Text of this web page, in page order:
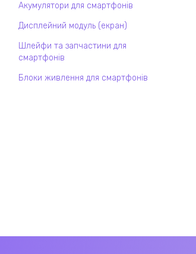
Акумулятори для смартфонів
Дисплейний модуль (екран)
Шлейфи та запчастини для
смартфонів
Блоки живлення для смартфонів